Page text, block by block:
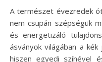
A természet évezredek óta kínál olyan kincseket, amelyek
nem csupán szépségük
és energetizáló
ásványok világában a
hiszen egyedi színével